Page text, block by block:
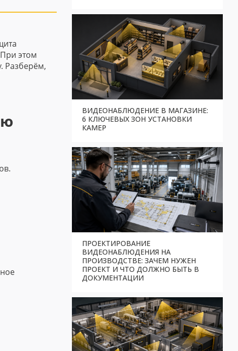
этом
Разберём,
ВИДЕОНАБЛЮДЕНИЕ В МАГАЗИНЕ:
6 КЛЮЧЕВЫХ ЗОН УСТАНОВКИ
КАМЕР
ПРОЕКТИРОВАНИЕ
ВИДЕОНАБЛЮДЕНИЯ НА
ПРОИЗВОДСТВЕ: ЗАЧЕМ НУЖЕН
ПРОЕКТ И ЧТО ДОЛЖНО БЫТЬ В
ДОКУМЕНТАЦИИ